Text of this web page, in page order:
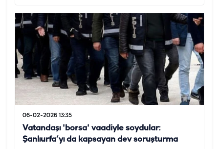
06-02-2026 13:35
Vatandaşı 'borsa' vaadiyle soydular:
Şanlıurfa’yı da kapsayan dev soruşturma